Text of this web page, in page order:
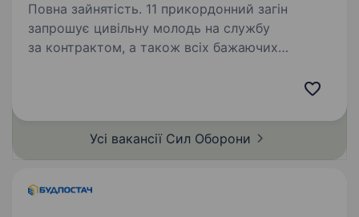
Повна зайнятість. 11 прикордонний загін
запрошує цивільну молодь на службу
за контрактом, а також всіх бажаючих
Усі вакансії Сил Оборони